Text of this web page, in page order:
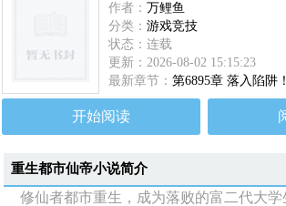
作者：万鲤鱼
分类：游戏竞技
状态：连载
更新：2026-08-02 15:15:23
最新章节：第6895章 落入陷阱！
开始阅读
重生都市仙帝小说简介
修仙者都市重生，成为落败的富二代大